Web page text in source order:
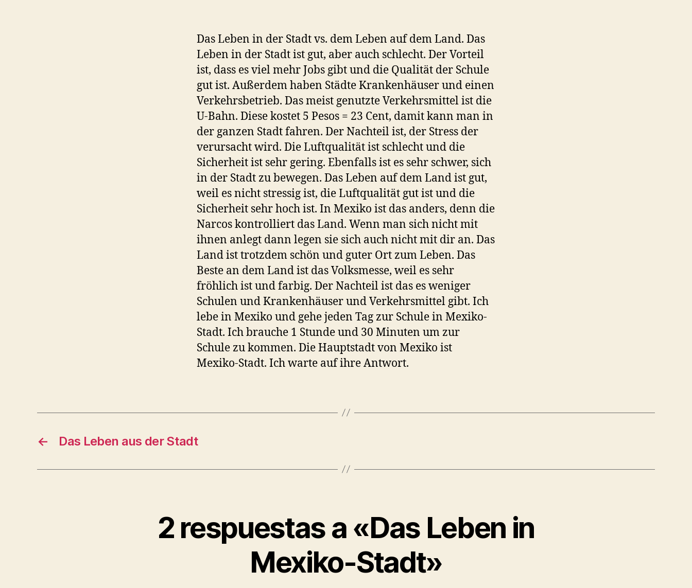
Das Leben in der Stadt vs. dem Leben auf dem Land. Das
Leben in der Stadt ist gut, aber auch schlecht. Der Vorteil
ist, dass es viel mehr Jobs gibt und die Qualität der Schule
gut ist. Außerdem haben Städte Krankenhäuser und einen
Verkehrsbetrieb. Das meist genutzte Verkehrsmittel ist die
U-Bahn. Diese kostet 5 Pesos = 23 Cent, damit kann man in
der ganzen Stadt fahren. Der Nachteil ist, der Stress der
verursacht wird. Die Luftqualität ist schlecht und die
Sicherheit ist sehr gering. Ebenfalls ist es sehr schwer, sich
in der Stadt zu bewegen. Das Leben auf dem Land ist gut,
weil es nicht stressig ist, die Luftqualität gut ist und die
Sicherheit sehr hoch ist. In Mexiko ist das anders, denn die
Narcos kontrolliert das Land. Wenn man sich nicht mit
ihnen anlegt dann legen sie sich auch nicht mit dir an. Das
Land ist trotzdem schön und guter Ort zum Leben. Das
Beste an dem Land ist das Volksmesse, weil es sehr
fröhlich ist und farbig. Der Nachteil ist das es weniger
Schulen und Krankenhäuser und Verkehrsmittel gibt. Ich
lebe in Mexiko und gehe jeden Tag zur Schule in Mexiko-
Stadt. Ich brauche 1 Stunde und 30 Minuten um zur
Schule zu kommen. Die Hauptstadt von Mexiko ist
Mexiko-Stadt. Ich warte auf ihre Antwort.
← Das Leben aus der Stadt
2 respuestas a «Das Leben in
Mexiko-Stadt»